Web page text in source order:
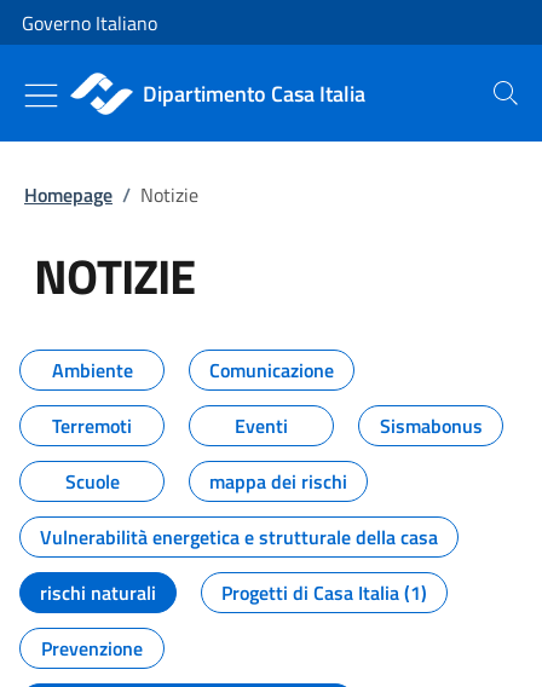
Vai al contenuto
Vai alla navigazione del sito
Governo Italiano
Dipartimento Casa Italia Cerca
Homepage / Notizie
NOTIZIE
Tutti i contenuti della pagina
Ambiente
Comunicazione
Terremoti
Eventi
Sismabonus
Scuole
mappa dei rischi
Vulnerabilità energetica e strutturale della casa
rischi naturali
Progetti di Casa Italia (1)
Prevenzione